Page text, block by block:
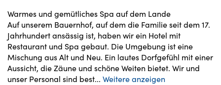
Warmes und gemütliches Spa auf dem Lande
Auf unserem Bauernhof, auf dem die Familie seit dem 17.
Jahrhundert ansässig ist, haben wir ein Hotel mit
Restaurant und Spa gebaut. Die Umgebung ist eine
Mischung aus Alt und Neu. Ein lautes Dorfgefühl mit einer
Aussicht, die Zäune und schöne Weiten bietet. Wir und
unser Personal sind best... Weitere anzeigen